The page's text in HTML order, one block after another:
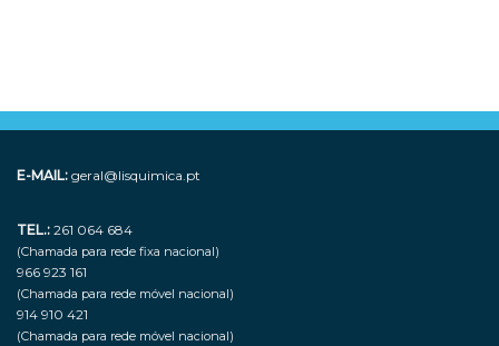
E-MAIL: geral@lisquimica.pt
TEL.: 261 064 684
(Chamada para rede fixa nacional)
966 923 161
(Chamada para rede móvel nacional)
914 910 421
(Chamada para rede móvel nacional)